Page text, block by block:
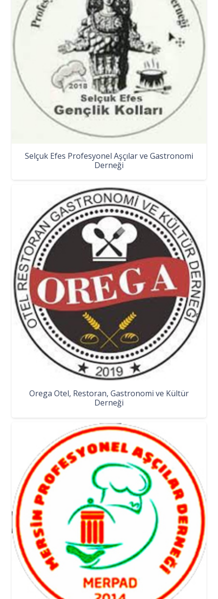
Selçuk Efes Profesyonel Aşçılar ve Gastronomi
Derneği
Orega Otel, Restoran, Gastronomi ve Kültür
Derneği